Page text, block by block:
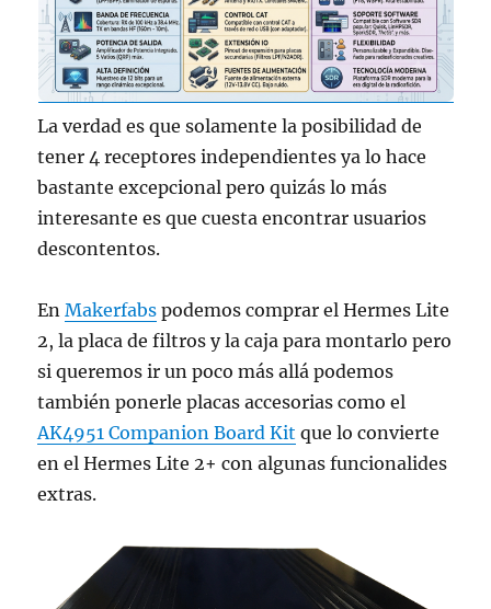
La verdad es que solamente la posibilidad de
tener 4 receptores independientes ya lo hace
bastante excepcional pero quizás lo más
interesante es que cuesta encontrar usuarios
descontentos.
EnMakerfabs podemos comprar el Hermes Lite
2, la placa de filtros y la caja para montarlo pero
si queremos ir un poco más allá podemos
también ponerle placas accesorias como el
AK4951 Companion Board Kit que lo convierte
en el Hermes Lite 2+ con algunas funcionalides
extras.